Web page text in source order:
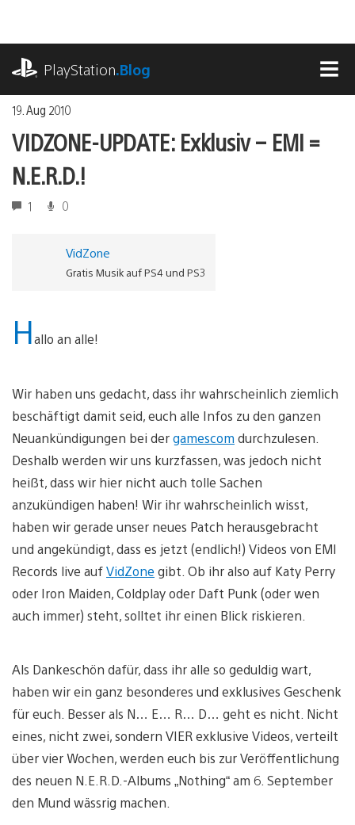
springen
PlayStation.Blog
19. Aug 2010
VIDZONE-UPDATE: Exklusiv – EMI =
N.E.R.D.!
1 0
VidZone
Gratis Musik auf PS4 und PS3
Hallo an alle!
Wir haben uns gedacht, dass ihr wahrscheinlich ziemlich
beschäftigt damit seid, euch alle Infos zu den ganzen
Neuankündigungen bei dergamescom durchzulesen.
Deshalb werden wir uns kurzfassen, was jedoch nicht
heißt, dass wir hier nicht auch tolle Sachen
anzukündigen haben! Wir ihr wahrscheinlich wisst,
haben wir gerade unser neues Patch herausgebracht
und angekündigt, dass es jetzt (endlich!) Videos von EMI
Records live aufVidZone gibt. Ob ihr also auf Katy Perry
oder Iron Maiden, Coldplay oder Daft Punk (oder wen
auch immer) steht, solltet ihr einen Blick riskieren.
Als Dankeschön dafür, dass ihr alle so geduldig wart,
haben wir ein ganz besonderes und exklusives Geschenk
für euch. Besser als N… E… R… D… geht es nicht. Nicht
eines, nicht zwei, sondern VIER exklusive Videos, verteilt
über vier Wochen, werden euch bis zur Veröffentlichung
des neuen N.E.R.D.-Albums „Nothing“ am 6. September
den Mund wässrig machen.